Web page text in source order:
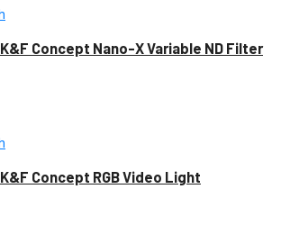
Concept Nano-X Variable ND Filter
Concept RGB Video Light